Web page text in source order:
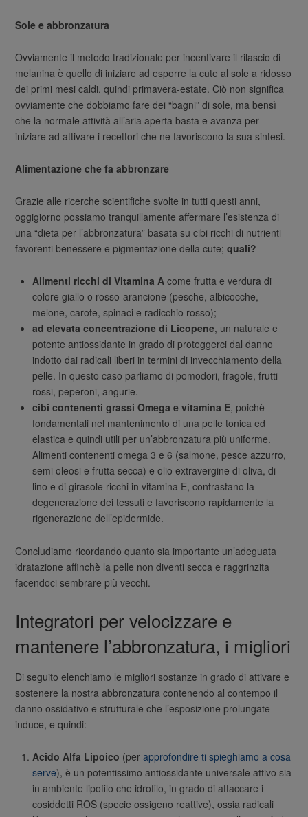
Sole e abbronzatura
Ovviamente il metodo tradizionale per incentivare il rilascio di
melanina è quello di iniziare ad esporre la cute al sole a ridosso
dei primi mesi caldi, quindi primavera-estate. Ciò non significa
ovviamente che dobbiamo fare dei “bagni” di sole, ma bensì
che la normale attività all’aria aperta basta e avanza per
iniziare ad attivare i recettori che ne favoriscono la sua sintesi.
Alimentazione che fa abbronzare
Grazie alle ricerche scientifiche svolte in tutti questi anni,
oggigiorno possiamo tranquillamente affermare l’esistenza di
una “dieta per l’abbronzatura” basata su cibi ricchi di nutrienti
favorenti benessere e pigmentazione della cute;quali?
Alimenti ricchi di Vitamina A come frutta e verdura di
colore giallo o rosso-arancione (pesche, albicocche,
melone, carote, spinaci e radicchio rosso);
ad elevata concentrazione di Licopene, un naturale e
potente antiossidante in grado di proteggerci dal danno
indotto dai radicali liberi in termini di invecchiamento della
pelle. In questo caso parliamo di pomodori, fragole, frutti
rossi, peperoni, angurie.
cibi contenenti grassi Omega e vitamina E, poichè
fondamentali nel mantenimento di una pelle tonica ed
elastica e quindi utili per un’abbronzatura più uniforme.
Alimenti contenenti omega 3 e 6 (salmone, pesce azzurro,
semi oleosi e frutta secca) e olio extravergine di oliva, di
lino e di girasole ricchi in vitamina E, contrastano la
degenerazione dei tessuti e favoriscono rapidamente la
rigenerazione dell’epidermide.
Concludiamo ricordando quanto sia importante un’adeguata
idratazione affinchè la pelle non diventi secca e raggrinzita
facendoci sembrare più vecchi.
Integratori per velocizzare e
mantenere l’abbronzatura, i migliori
Di seguito elenchiamo le migliori sostanze in grado di attivare e
sostenere la nostra abbronzatura contenendo al contempo il
danno ossidativo e strutturale che l’esposizione prolungate
induce, e quindi:
Acido Alfa Lipoico (perapprofondire ti spieghiamo a cosa
serve), è un potentissimo antiossidante universale attivo sia
in ambiente lipofilo che idrofilo, in grado di attaccare i
cosiddetti ROS (specie ossigeno reattive), ossia radicali